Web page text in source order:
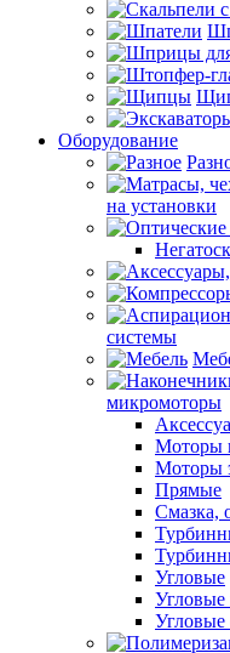
Оборудование
на установки
системы
микромоторы
Моторы
Моторы
Прямые
Смазка,
Угловые
Угловые